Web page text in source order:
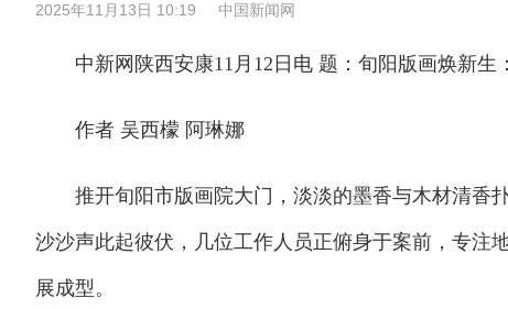
2025年11月13日 10:19 中国新闻网
中新网陕西安康11月12日电 题：旬阳版画焕新生
作者 吴西檬 阿琳娜
推开旬阳市版画院大门，淡淡的墨香与木材清香
沙沙声此起彼伏，几位工作人员正俯身于案前，专注
展成型。